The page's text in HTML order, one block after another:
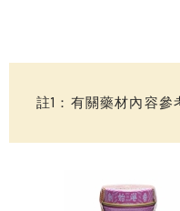
註1：有關藥材內容